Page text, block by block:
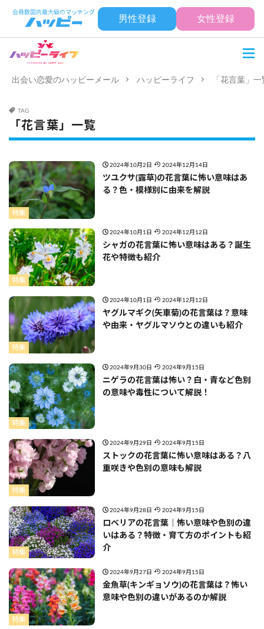
男性登録 女性登録
出会い恋愛のハッピーメール ハッピーライフ 「花言葉」一
TAG
「花言葉」一覧
特集
2024年10月2日 2024年12月14日
ツユクサ(露草)の花言葉に怖い意味はあ
る？色・模様別に由来を解説
特集
2024年10月1日 2024年12月12日
シャガの花言葉に怖い意味はある？誕生
花や特徴も紹介
特集
2024年10月1日 2024年12月12日
ヤグルマギク(矢車菊)の花言葉は？意味
や由来・ヤグルマソウとの違いも紹介
特集
2024年9月30日 2024年9月15日
ニゲラの花言葉は怖い？白・青など色別
の意味や毒性について解説！
特集
2024年9月29日 2024年9月15日
ストックの花言葉に怖い意味はある？八
重咲きや色別の意味も解説
特集
2024年9月28日 2024年9月15日
ロベリアの花言葉｜怖い意味や色別の違
いはある？特徴・育て方のポイントも紹
介
特集
2024年9月27日 2024年9月15日
金魚草(キンギョソウ)の花言葉は？怖い
意味や色別の違いがあるのか解説